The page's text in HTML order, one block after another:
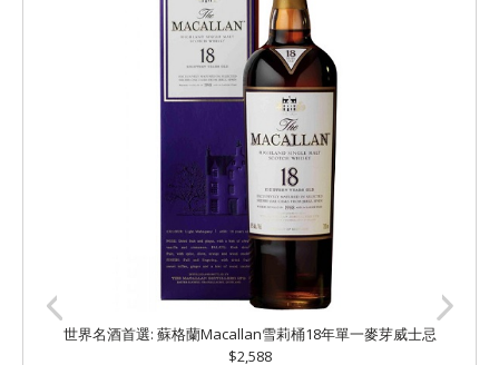
世界名酒首選: 蘇格蘭Macallan雪莉桶18年單一麥芽威士忌
$2,588